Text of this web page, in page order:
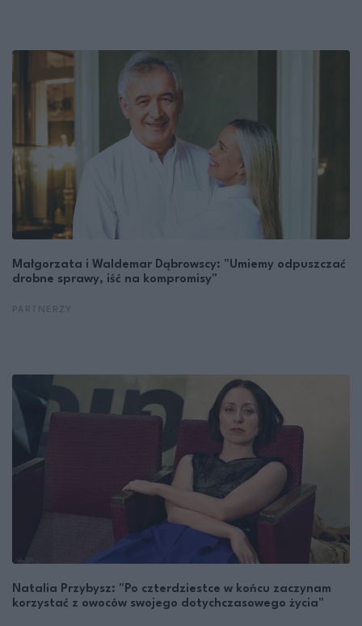
Małgorzata i Waldemar Dąbrowscy: "Umiemy odpuszczać
drobne sprawy, iść na kompromisy"
Natalia Przybysz: "Po czterdziestce w końcu zaczynam
korzystać z owoców swojego dotychczasowego życia"